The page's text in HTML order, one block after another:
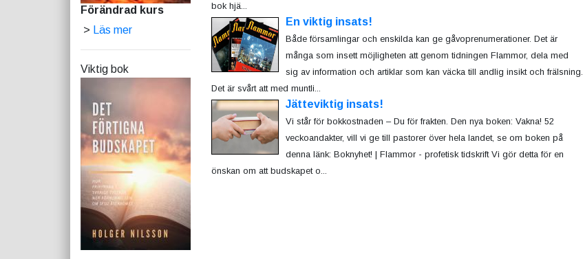
Förändrad kurs
> Läs mer
Viktig bok
bok hjä...
En viktig insats!
Både församlingar och enskilda kan ge gåvoprenumerationer. Det är
många som insett möjligheten att genom tidningen Flammor, dela med
sig av information och artiklar som kan väcka till andlig insikt och frälsning.
Det är svårt att med muntli...
Jätteviktig insats!
Vi står för bokkostnaden – Du för frakten. Den nya boken: Vakna! 52
veckoandakter, vill vi ge till pastorer över hela landet, se om boken på
denna länk: Boknyhet! | Flammor - profetisk tidskrift Vi gör detta för en
önskan om att budskapet o...